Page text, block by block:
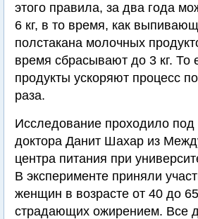
этого правила, за два года
6 кг, в то время, как
полстакана молочных
время сбрасывают до 3 кг. То
продукты ускоряют процесс
раза.
Исследование проходило под
доктора Данит Шахар из
центра питания при
В эксперименте приняли
женщин в возрасте от 40 до
страдающих ожирением. Все